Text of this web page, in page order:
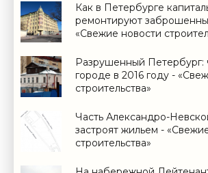
Как в Петербурге
ремонтируют
«Свежие новости
Разрушенный Петербург:
городе в 2016 году -
строительства»
Часть Александро-
застроят жильем -
строительства»